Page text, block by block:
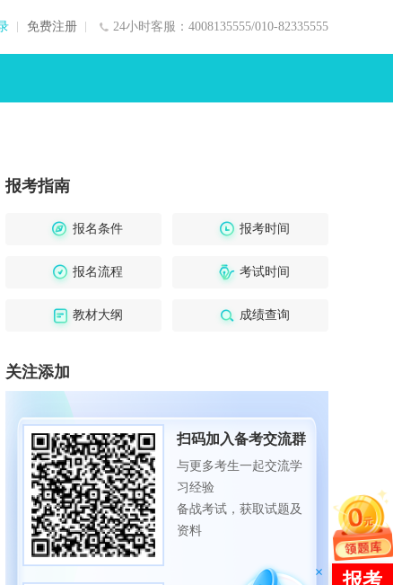
24小时客服：4008135555/010-82335555
免费注册
报考指南
报名条件 报考时间
报名流程 考试时间
教材大纲 成绩查询
关注添加
扫码加入备考交流群
与更多考生一起交流学
习经验
备战考试，获取试题及
资料